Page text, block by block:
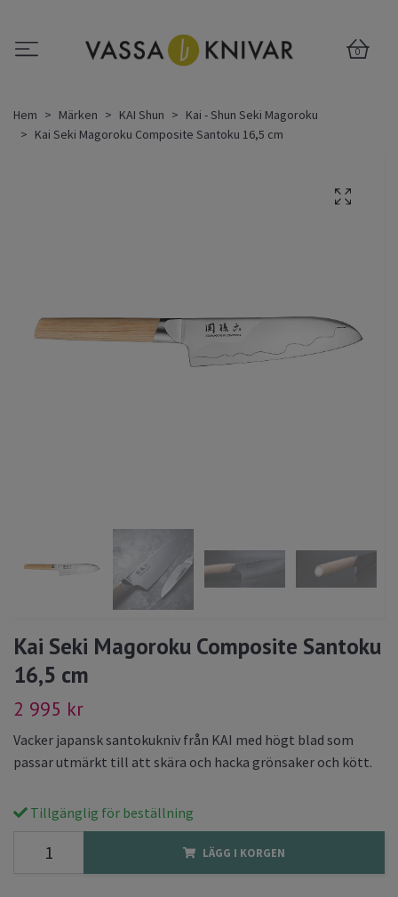
0
Hem Märken KAI Shun
Kai - Shun Seki Magoroku
Kai Seki Magoroku Composite Santoku 16,5 cm
Kai Seki Magoroku Composite Santoku
16,5 cm
2 995 kr
Vacker japansk santokukniv från KAI med högt blad som
passar utmärkt till att skära och hacka grönsaker och kött.
Tillgänglig för beställning
LÄGG I KORGEN